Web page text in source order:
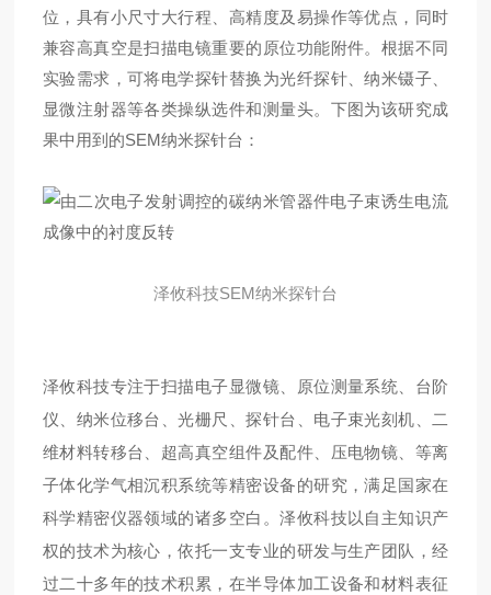
位，具有小尺寸大行程、高精度及易操作等优点，同时
兼容高真空是扫描电镜重要的原位功能附件。根据不同
实验需求，可将电学探针替换为光纤探针、纳米镊子、
显微注射器等各类操纵选件和测量头。 下图为该研究成
果中用到的SEM纳米探针台 ：
泽攸科技SEM纳米探针台
泽攸科技专注于扫描电子显微镜、原位测量系统、台阶
仪、纳米位移台、光栅尺、探针台、电子束光刻机、二
维材料转移台、超高真空组件及配件、压电物镜、等离
子体化学气相沉积系统等精密设备的研究，满足国家在
科学精密仪器领域的诸多空白。泽攸科技以自主知识产
权的技术为核心，依托一支专业的研发与生产团队，经
过二十多年的技术积累，在半导体加工设备和材料表征